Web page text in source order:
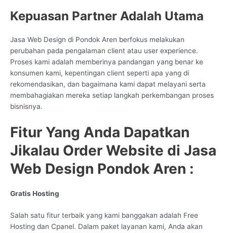
Kepuasan Partner Adalah Utama
Jasa Web Design di Pondok Aren berfokus melakukan
perubahan pada pengalaman client atau user experience.
Proses kami adalah memberinya pandangan yang benar ke
konsumen kami, kepentingan client seperti apa yang di
rekomendasikan, dan bagaimana kami dapat melayani serta
membahagiakan mereka setiap langkah perkembangan proses
bisnisnya.
Fitur Yang Anda Dapatkan
Jikalau Order Website di Jasa
Web Design Pondok Aren :
Gratis Hosting
Salah satu fitur terbaik yang kami banggakan adalah Free
Hosting dan Cpanel. Dalam paket layanan kami, Anda akan